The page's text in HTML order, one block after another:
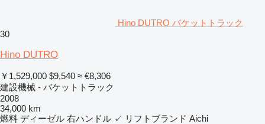
Hino DUTRO バケットトラック
30
Hino DUTRO
￥1,529,000 $9,540 ≈ €8,306
建設機械 - バケットトラック
2008
34,000 km
燃料 ディーゼル 右ハンドル ✓ リフトブランド Aichi